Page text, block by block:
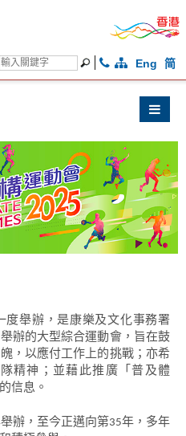
Eng 简
度舉辦，是康樂及文化事務署
辦的大型綜合運動會，旨在鼓
，以應付工作上的挑戰；亦希
精神；並藉此推廣「普及體
信息。
辦，至今正邁向第35年，多年